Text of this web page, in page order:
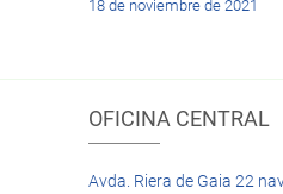
18 de noviembre de 2021
OFICINA CENTRAL
Avda. Riera de Gaia 22